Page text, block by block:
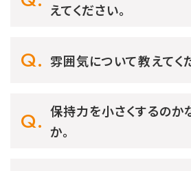
えてください。
雰囲気について教えてく
保持力を小さくするのか
か。